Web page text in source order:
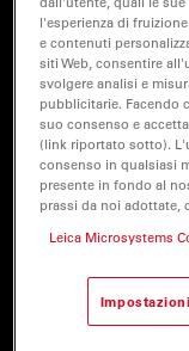
l'esperienza di
e contenuti
siti Web, consentire
svolgere analisi e
pubblicitarie. Facendo
suo consenso e
(link riportato sotto).
consenso in qualsiasi
presente in fondo al
prassi da noi adottate,
Leica Microsystems